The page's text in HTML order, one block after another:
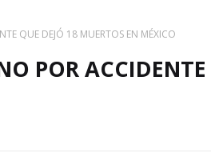
QUE DEJÓ 18 MUERTOS EN MÉXICO
POR ACCIDENTE